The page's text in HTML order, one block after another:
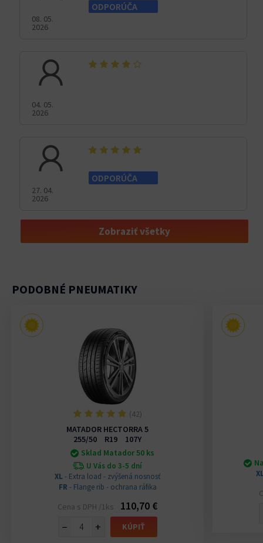
08. 05.
2026
ODPORÚČA
04. 05.
2026
27. 04.
2026
ODPORÚČA
Zobraziť všetky
PODOBNÉ PNEUMATIKY
(42)
MATADOR HECTORRA 5
255/50 R19 107Y
Sklad Matador 50 ks
U Vás do 3-5 dní
XL- Extra load - zvýšená nosnosť
FR - Flange rib - ochrana ráfika
Cena s DPH /1ks
110,70 €
−
+ KÚPIŤ